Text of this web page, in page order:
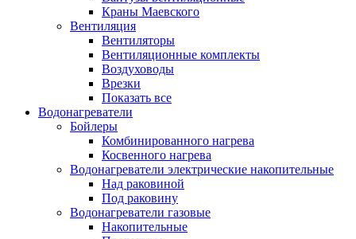
Краны Маевского
Вентиляция
Вентиляторы
Вентиляционные комплекты
Воздуховоды
Врезки
Показать все
Водонагреватели
Бойлеры
Комбинированного нагрева
Косвенного нагрева
Водонагреватели электрические накопительные
Над раковиной
Под раковину
Водонагреватели газовые
Накопительные